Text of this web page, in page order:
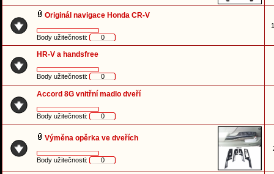
Originál navigace Honda CR-V
Body užitečnosti: 0
HR-V a handsfree
Body užitečnosti: 0
Accord 8G vnitřní madlo dveří
Body užitečnosti: 0
Výměna opěrka ve dveřích
Body užitečnosti: 0